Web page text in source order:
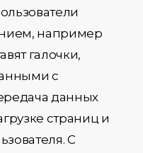
например
галочки,
с
данных
страниц и
С